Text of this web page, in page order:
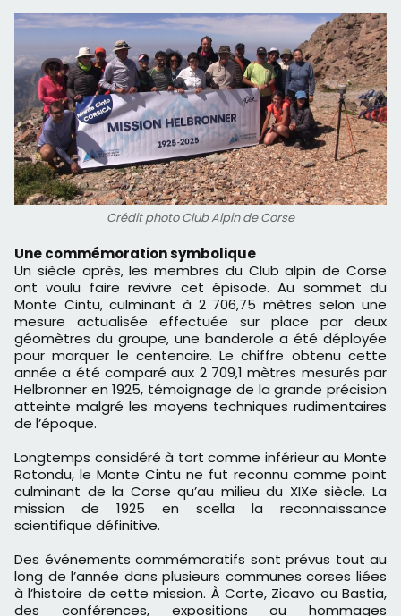
Crédit photo Club Alpin de Corse
​Une commémoration symbolique
Un siècle après, les membres du Club alpin de Corse
ont voulu faire revivre cet épisode. Au sommet du
Monte Cintu, culminant à 2 706,75 mètres selon une
mesure actualisée effectuée sur place par deux
géomètres du groupe, une banderole a été déployée
pour marquer le centenaire. Le chiffre obtenu cette
année a été comparé aux 2 709,1 mètres mesurés par
Helbronner en 1925, témoignage de la grande précision
atteinte malgré les moyens techniques rudimentaires
de l’époque.
Longtemps considéré à tort comme inférieur au Monte
Rotondu, le Monte Cintu ne fut reconnu comme point
culminant de la Corse qu’au milieu du XIXe siècle. La
mission de 1925 en scella la reconnaissance
scientifique définitive.
Des événements commémoratifs sont prévus tout au
long de l’année dans plusieurs communes corses liées
à l’histoire de cette mission. À Corte, Zicavo ou Bastia,
des conférences, expositions ou hommages